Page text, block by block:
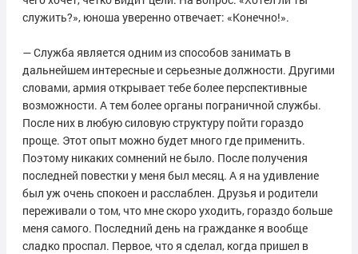
служить?», юноша уверенно отвечает: «Конечно!».
— Служба является одним из способов занимать в
дальнейшем интересные и серьезные должности. Другими
словами, армия открывает тебе более перспективные
возможности. А тем более органы пограничной службы.
После них в любую силовую структуру пойти гораздо
проще. Этот опыт можно будет много где применить.
Поэтому никаких сомнений не было. После получения
последней повестки у меня был месяц. А я на удивление
был уж очень спокоен и расслаблен. Друзья и родители
переживали о том, что мне скоро уходить, гораздо больше
меня самого. Последний день на гражданке я вообще
сладко проспал. Первое, что я сделал, когда пришел в